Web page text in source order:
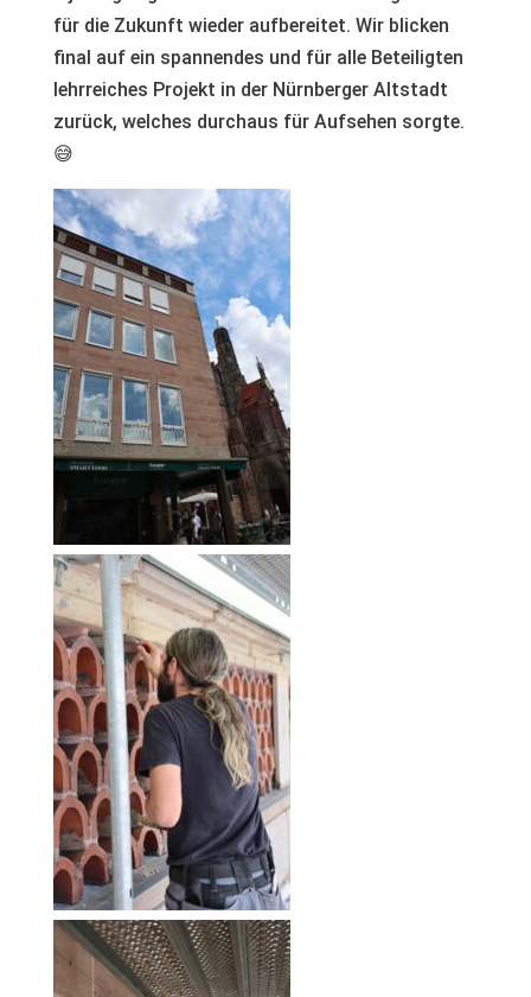
für die Zukunft wieder aufbereitet. Wir blicken
final auf ein spannendes und für alle Beteiligten
lehrreiches Projekt in der Nürnberger Altstadt
zurück, welches durchaus für Aufsehen sorgte.
😅